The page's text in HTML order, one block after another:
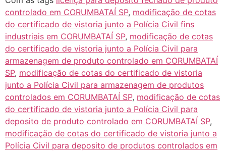
controlado em CORUMBATAÍ SP, modificação de cotas
do certificado de vistoria junto a Polícia Civil fins
industriais em CORUMBATAÍ SP, modificação de cotas
do certificado de vistoria junto a Polícia Civil para
armazenagem de produto controlado em CORUMBATAÍ
SP, modificação de cotas do certificado de vistoria
junto a Polícia Civil para armazenagem de produtos
controlados em CORUMBATAÍ SP, modificação de cotas
do certificado de vistoria junto a Polícia Civil para
deposito de produto controlado em CORUMBATAÍ SP,
modificação de cotas do certificado de vistoria junto a
Polícia Civil para deposito de produtos controlados em